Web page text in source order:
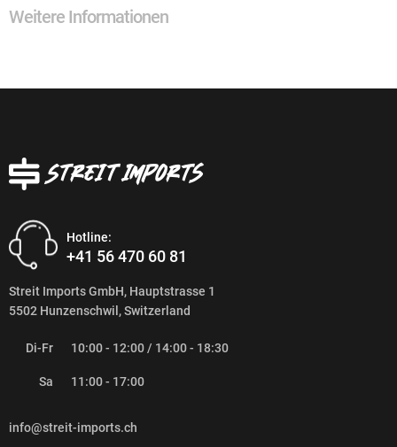
Weitere Informationen
Hotline:
+41 56 470 60 81
Streit Imports GmbH, Hauptstrasse 1
5502 Hunzenschwil, Switzerland
Di-Fr 10:00 - 12:00 / 14:00 - 18:30
Sa 11:00 - 17:00
info@streit-imports.ch